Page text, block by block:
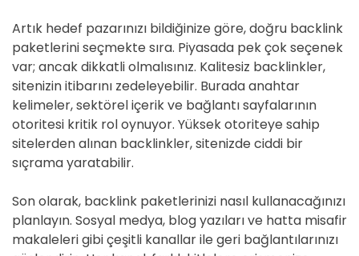
Artık hedef pazarınızı bildiğinize göre, doğru backlink
paketlerini seçmekte sıra. Piyasada pek çok seçenek
var; ancak dikkatli olmalısınız. Kalitesiz backlinkler,
sitenizin itibarını zedeleyebilir. Burada anahtar
kelimeler, sektörel içerik ve bağlantı sayfalarının
otoritesi kritik rol oynuyor. Yüksek otoriteye sahip
sitelerden alınan backlinkler, sitenizde ciddi bir
sıçrama yaratabilir.
Son olarak, backlink paketlerinizi nasıl kullanacağınızı
planlayın. Sosyal medya, blog yazıları ve hatta misafir
makaleleri gibi çeşitli kanallar ile geri bağlantılarınızı